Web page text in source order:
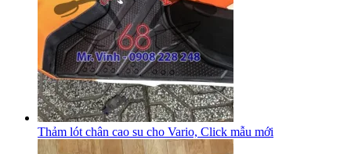
Thảm lót chân cao su cho Vario, Click mẫu mới